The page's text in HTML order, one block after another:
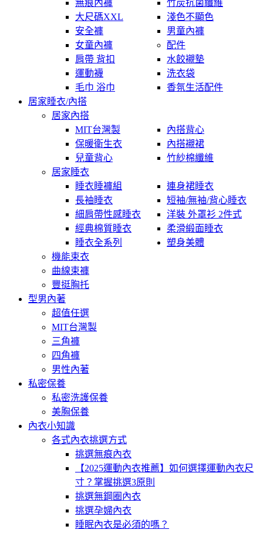
無痕內褲
竹炭抗菌纖維
大尺碼XXL
淺色不顯色
安全褲
男童內褲
女童內褲
配件
肩帶 背扣
水餃襯墊
運動襪
洗衣袋
毛巾 浴巾
香氛生活配件
居家睡衣/內搭
居家內搭
MIT台灣製
內搭背心
保暖衛生衣
內搭襯裙
兒童背心
竹紗棉纖維
居家睡衣
睡衣睡褲組
連身裙睡衣
長袖睡衣
短袖/無袖/背心睡衣
細肩帶性感睡衣
洋裝 外罩衫 2件式
經典棉質睡衣
柔滑緞面睡衣
睡衣全系列
塑身美體
機能束衣
曲線束褲
豐挺胸托
型男內著
超值任選
MIT台灣製
三角褲
四角褲
男性內著
私密保養
私密洗護保養
美胸保養
內衣小知識
各式內衣挑選方式
挑選無痕內衣
【2025運動內衣推薦】如何選擇運動內衣尺
寸？掌握挑選3原則
挑選無鋼圈內衣
挑選孕婦內衣
睡眠內衣是必須的嗎？